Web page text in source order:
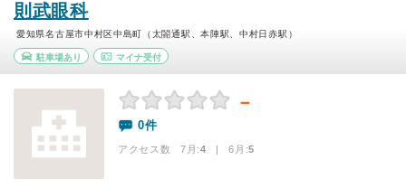
則武眼科
愛知県名古屋市中村区中島町（太閤通駅、本陣駅、中村日赤駅）
駐車場あり マイナ受付
－
0件
アクセス数 7月:4 | 6月:5